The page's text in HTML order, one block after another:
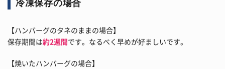
冷凍保存の場合
【ハンバーグのタネのままの場合】
保存期間は約2週間です。なるべく早めが好ましいです。
【焼いたハンバーグの場合】